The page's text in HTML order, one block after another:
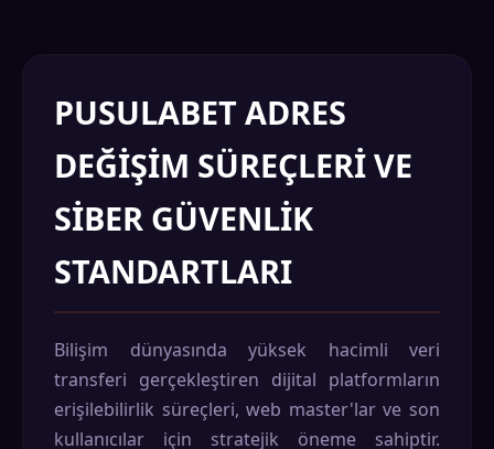
PUSULABET ADRES
DEĞIŞIM SÜREÇLERI VE
SIBER GÜVENLIK
STANDARTLARI
Bilişim dünyasında yüksek hacimli veri
transferi gerçekleştiren dijital platformların
erişilebilirlik süreçleri, web master'lar ve son
kullanıcılar için stratejik öneme sahiptir.